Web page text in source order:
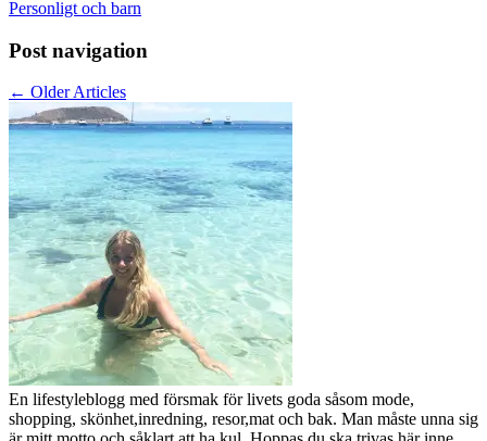
Personligt och barn
Post navigation
← Older Articles
En lifestyleblogg med försmak för livets goda såsom mode,
shopping, skönhet,inredning, resor,mat och bak. Man måste unna sig